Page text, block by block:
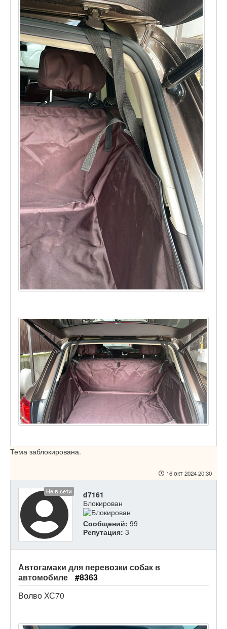
Тема заблокирована.
16 окт 2024 20:30
Не в сети
d7161
Блокирован
Сообщений: 99
Репутация: 3
Автогамаки для перевозки собак в
автомобиле
#8363
Волво ХС70